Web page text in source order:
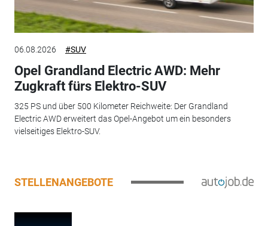
06.08.2026 #SUV
Opel Grandland Electric AWD: Mehr
Zugkraft fürs Elektro-SUV
325 PS und über 500 Kilometer Reichweite: Der Grandland
Electric AWD erweitert das Opel-Angebot um ein besonders
vielseitiges Elektro-SUV.
STELLENANGEBOTE